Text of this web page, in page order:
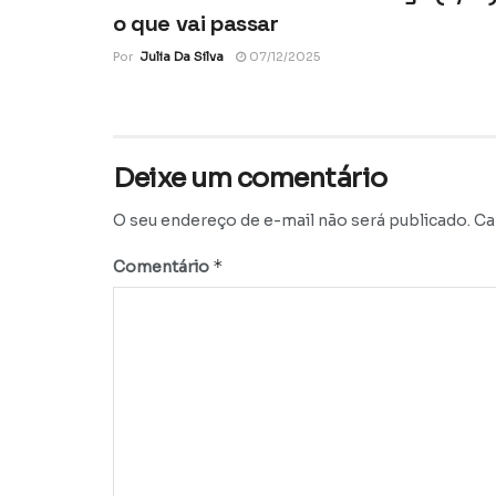
o que vai passar
Por Julia Da Silva 07/12/2025
Deixe um comentário
O seu endereço de e-mail não será publicado.
Comentário *